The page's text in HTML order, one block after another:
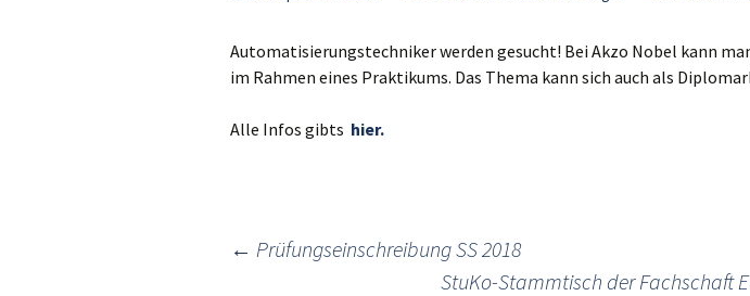
Automatisierungstechniker werden gesucht! Bei Akzo Nobel kann
im Rahmen eines Praktikums. Das Thema kann sich auch als
Alle Infos gibts hier.
← Prüfungseinschreibung SS 2018
StuKo-Stammtisch der Fachschaft